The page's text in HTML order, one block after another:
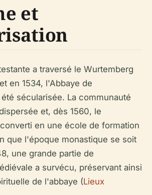
et
a traversé le Wurtemberg
en 1534, l'Abbaye de
sécularisée. La communauté
et, dès 1560, le
en une école de formation
que l'époque monastique se soit
une grande partie de
a survécu, préservant ainsi
de l'abbaye (Lieux